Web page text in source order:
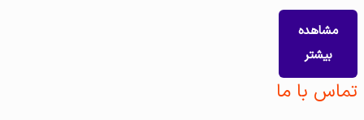
مشاهده
بیشتر
تماس با ما